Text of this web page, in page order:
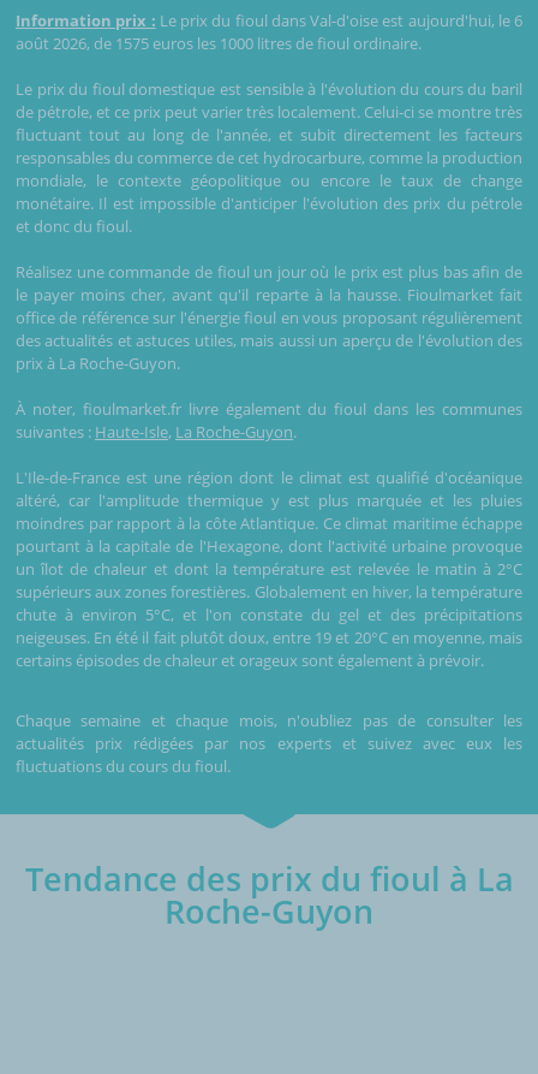
Information prix : Le prix du fioul dans Val-d'oise est aujourd'hui, le 6
août 2026, de 1575 euros les 1000 litres de fioul ordinaire.
Le prix du fioul domestique est sensible à l'évolution du cours du baril
de pétrole, et ce prix peut varier très localement. Celui-ci se montre très
fluctuant tout au long de l'année, et subit directement les facteurs
responsables du commerce de cet hydrocarbure, comme la production
mondiale, le contexte géopolitique ou encore le taux de change
monétaire. Il est impossible d'anticiper l'évolution des prix du pétrole
et donc du fioul.
Réalisez une commande de fioul un jour où le prix est plus bas afin de
le payer moins cher, avant qu'il reparte à la hausse. Fioulmarket fait
office de référence sur l'énergie fioul en vous proposant régulièrement
des actualités et astuces utiles, mais aussi un aperçu de l'évolution des
prix à La Roche-Guyon.
À noter, fioulmarket.fr livre également du fioul dans les communes
suivantes : Haute-Isle, La Roche-Guyon.
L'Ile-de-France est une région dont le climat est qualifié d'océanique
altéré, car l'amplitude thermique y est plus marquée et les pluies
moindres par rapport à la côte Atlantique. Ce climat maritime échappe
pourtant à la capitale de l'Hexagone, dont l'activité urbaine provoque
un îlot de chaleur et dont la température est relevée le matin à 2°C
supérieurs aux zones forestières. Globalement en hiver, la température
chute à environ 5°C, et l'on constate du gel et des précipitations
neigeuses. En été il fait plutôt doux, entre 19 et 20°C en moyenne, mais
certains épisodes de chaleur et orageux sont également à prévoir.
Chaque semaine et chaque mois, n'oubliez pas de consulter les
actualités prix rédigées par nos experts et suivez avec eux les
fluctuations du cours du fioul.
Tendance des prix du fioul à La
Roche-Guyon